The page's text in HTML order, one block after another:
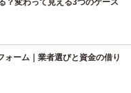
？変わって見える3つのケース
ーム｜業者選びと資金の借り